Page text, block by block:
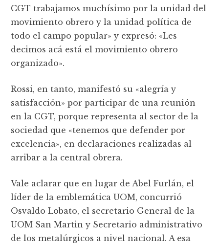
CGT trabajamos muchísimo por la unidad del
movimiento obrero y la unidad política de
todo el campo popular» y expresó: «Les
decimos acá está el movimiento obrero
organizado».
Rossi, en tanto, manifestó su «alegría y
satisfacción» por participar de una reunión
en la CGT, porque representa al sector de la
sociedad que «tenemos que defender por
excelencia», en declaraciones realizadas al
arribar a la central obrera.
Vale aclarar que en lugar de Abel Furlán, el
líder de la emblemática UOM, concurrió
Osvaldo Lobato, el secretario General de la
UOM San Martin y Secretario administrativo
de los metalúrgicos a nivel nacional. A esa